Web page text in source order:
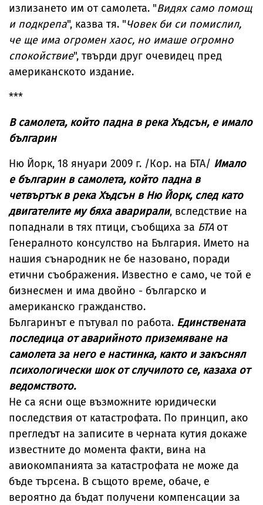
излизането им от самолета. "Видях само помощ
и подкрепа", казва тя. "Човек би си помислил,
че ще има огромен хаос, но имаше огромно
спокойствие", твърди друг очевидец пред
американското издание.
***
В самолета, който падна в река Хъдсън, е имало
българин
Ню Йорк, 18 януари 2009 г. /Кор. на БТА/ Имало
е българин в самолета, който падна в
четвъртък в река Хъдсън в Ню Йорк, след като
двигателите му бяха аварирали, вследствие на
попаднали в тях птици, съобщиха за БТА от
Генералното консулство на България. Името на
нашия сънародник не бе назовано, поради
етични съображения. Известно е само, че той е
бизнесмен и има двойно - българско и
американско гражданство.
Българинът е пътувал по работа. Единствената
последица от аварийното приземяване на
самолета за него е настинка, както и закъснял
психологически шок от случилото се, казаха от
ведомството.
Не са ясни още възможните юридически
последствия от катастрофата. По принцип, ако
прегледът на записите в черната кутия докаже
известните до момента факти, вина на
авиокомпанията за катастрофата не може да
бъде търсена. В същото време, обаче, е
вероятно да бъдат получени компенсации за